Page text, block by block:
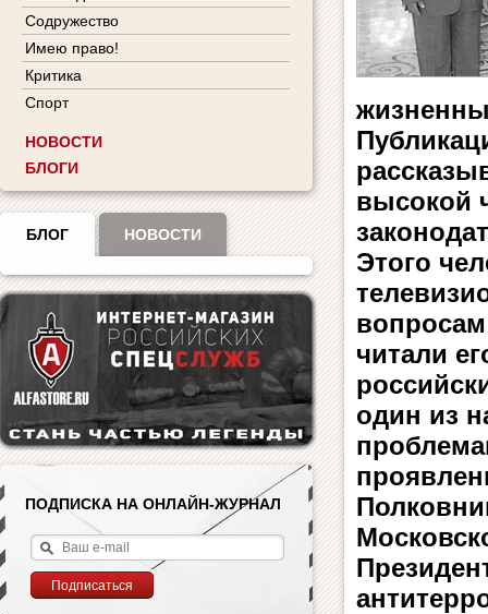
Содружество
Имею право!
Критика
Спорт
НОВОСТИ
БЛОГИ
БЛОГ НОВОСТИ
ПОДПИСКА НА ОНЛАЙН-ЖУРНАЛ
высокой
Этого
читали
один из